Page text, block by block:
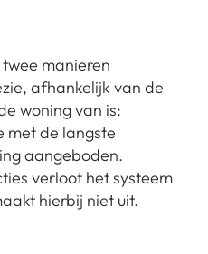
manieren
afhankelijk van de
woning van is:
met de langste
aangeboden.
verloot het systeem
hierbij niet uit.